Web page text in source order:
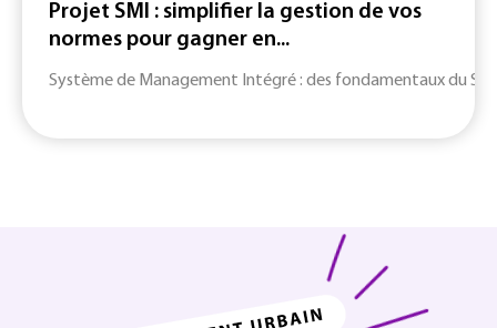
Projet SMI : simplifier la gestion de vos
normes pour gagner en...
Système de Management Intégré : des fondamentaux du